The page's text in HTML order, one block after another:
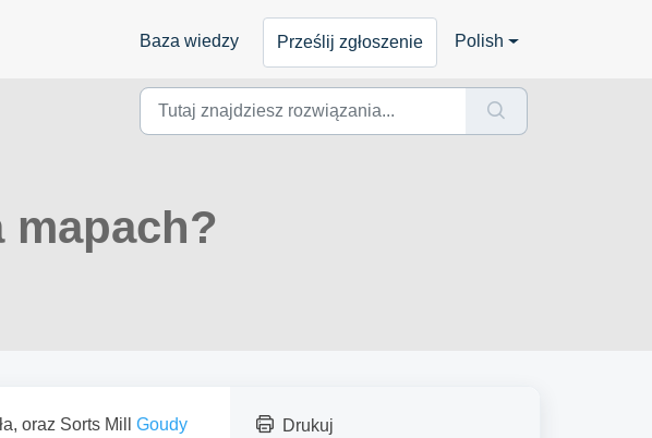
Baza wiedzy Prześlij zgłoszenie Polish
mapach?
oraz Sorts Mill Goudy
Drukuj